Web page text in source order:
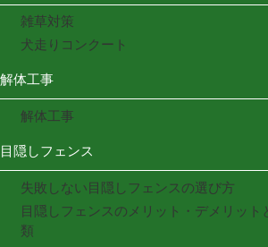
雑草対策
犬走りコンクート
解体工事
解体工事
目隠しフェンス
失敗しない目隠しフェンスの選び方
目隠しフェンスのメリット・デメリット
類